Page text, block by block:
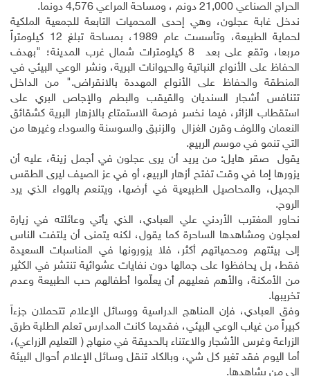
الحراج الصناعي 21,000 دونم ، ومساحة المراعي 4,576 دونما.
ندخل غابة عجلون، وهي إحدى المحميات التابعة للجمعية الملكية
لحماية الطبيعة، وتأسست عام 1989، بمساحة تبلغ 12 كيلومتراً
مربعا، وتقع على بعد 8 كيلومترات شمال غرب المدينة؛ "بهدف
الحفاظ على الأنواع النباتية والحيوانات البرية، ونشر الوعي البيئي في
المنطقة والحفاظ على الأنواع المهددة بالانقراض." من الداخل
تتنافس أشجار السنديان والقيقب والبطم والإجاص البري على
استقطاب الزائر، فيما نخسر فرصة الاستمتاع بالازهار البرية كشقائق
النعمان واللوف وقرن الغزال والزنبق والسوسنة والسوداء وغيرها من
التي تنمو في موسم الربيع.
يقول صقر هايل: من يريد أن يرى عجلون في أجمل زينة، عليه أن
يزورها إما في وقت تفتح أزهار الربيع، أو في عز الصيف ليرى الطقس
الجميل، والمحاصيل الطبيعية في أرضها، ويتنعم بالهواء الذي يرد
الروح.
نحاور المغترب الأردني علي العبادي، الذي يأتي وعائلته في زيارة
لعجلون ومشاهدها الساحرة كما يقول، لكنه يتمنى أن يلتفت الناس
إلى بيئتهم ومحمياتهم أكثر، فلا يزورونها في المناسبات السعيدة
فقط، بل يحافظوا على جمالها دون نفايات عشوائية تنتشر في الكثير
من الأمكنة، والأهم فعليهم أن يعلّموا أطفالهم حب الطبيعة وعدم
تخريبها.
وفق العبادي، فإن المناهج الدراسية ووسائل الإعلام تتحملان جزءاً
كبيراً من غياب الوعي البيئي، فقديما كانت المدارس تعلم الطلبة طرق
الزراعة وغرس الأشجار والاعتناء بالحديقة في منهاج ( التعليم الزراعي)،
أما اليوم فقد تغير كل شي، وبالكاد تنقل وسائل الإعلام أحوال البيئة
إلى من يشاهدها.